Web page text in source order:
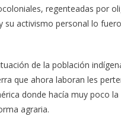
regenteadas por
activismo personal lo
de la población
que ahora laboran les
donde hacía muy poco
agraria.